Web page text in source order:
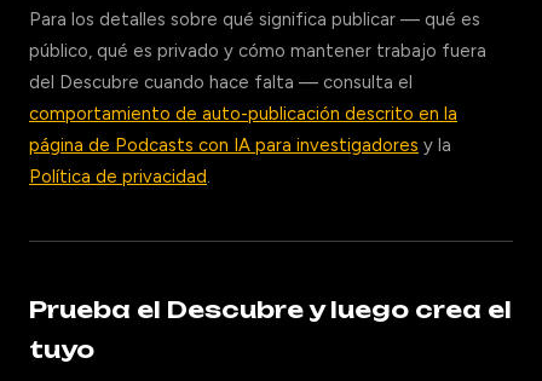
Para los detalles sobre qué significa publicar — qué es
público, qué es privado y cómo mantener trabajo fuera
del Descubre cuando hace falta — consulta el
comportamiento de auto-publicación descrito en la
página de Podcasts con IA para investigadores y la
Política de privacidad.
Prueba el Descubre y luego crea el
tuyo